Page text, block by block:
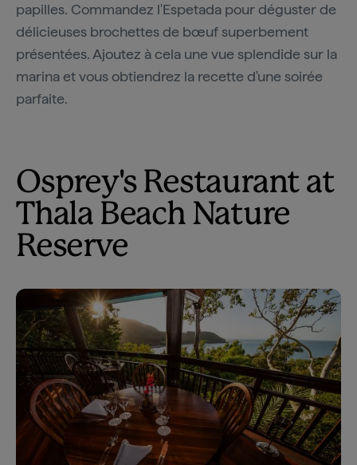
papilles. Commandez l'Espetada pour déguster de
délicieuses brochettes de bœuf superbement
présentées. Ajoutez à cela une vue splendide sur la
marina et vous obtiendrez la recette d'une soirée
parfaite.
Osprey's Restaurant at
Thala Beach Nature
Reserve